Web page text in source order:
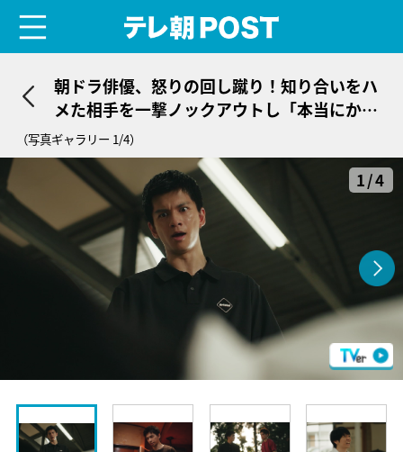
朝ドラ俳優、怒りの回し蹴り！知り合いをハ
メた相手を一撃ノックアウトし「本当にかっ
こいい」＜伝説の頭 翔＞
（写真ギャラリー 1/4）
1/4